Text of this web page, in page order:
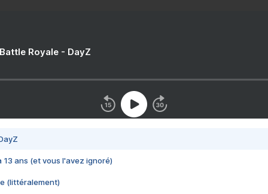
Royale - DayZ
13 ans (et vous l'avez ignoré)
(littéralement)